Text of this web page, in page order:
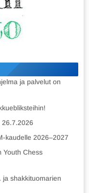
ja palvelut on
kaudelle 2026–2027
Youth Chess
ja shakkituomarien